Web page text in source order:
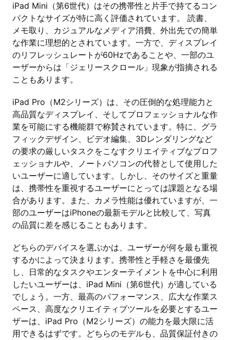
iPad Mini（第6世代）はその携帯性と片手で持てるコン
パクトなサイズが特に高く評価されています。 読書、
メモ取り、カジュアルなメディア消費、外出先での簡単
な作業に理想的とされています。一方で、ディスプレイ
のリフレッシュレートが60Hzであることや、一部のユ
ーザーからは「ジェリースクロール」現象が指摘される
こともあります。
iPad Pro（M2シリーズ）は、その圧倒的な処理能力と
高品質なディスプレイ、そしてプロフェッショナルな作
業を可能にする機能群で称賛されています。特に、グラ
フィックデザイン、ビデオ編集、3Dレンダリングなど
の要求の厳しいタスクをこなすクリエイティブなプロフ
ェッショナルや、ノートパソコンの代替として使用した
いユーザーに適しています。しかし、そのサイズと重量
は、携帯性を重視するユーザーにとっては課題となる場
合があります。また、カメラ性能は優れていますが、一
部のユーザーはiPhoneの最新モデルと比較して、写真
の品質に差を感じることもあります。
どちらのデバイスを選ぶかは、ユーザーが何を最も重視
するかによって決まります。携帯性と手軽さを最優先
し、日常的なタスクやエンターテイメントを中心に利用
したいユーザーは、iPad Mini（第6世代）が適している
でしょう。一方、最高のパフォーマンス、広大な作業ス
ペース、高度なクリエイティブツールを必要とするユー
ザーは、iPad Pro（M2シリーズ）の能力を最大限に活
用できるはずです。どちらのモデルも、品質保証付きの